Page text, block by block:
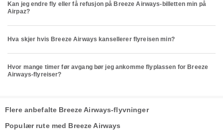
Kan jeg endre fly eller få refusjon på Breeze Airways-billetten min på
Airpaz?
Hva skjer hvis Breeze Airways kansellerer flyreisen min?
Hvor mange timer før avgang bør jeg ankomme flyplassen for Breeze
Airways-flyreiser?
Flere anbefalte Breeze Airways-flyvninger
Populær rute med Breeze Airways